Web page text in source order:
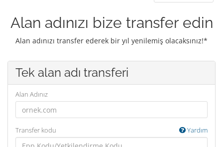
Alan adınızı bize transfer edin
Alan adınızı transfer ederek bir yıl yenilemiş olacaksınız!*
Tek alan adı transferi
Alan Adınız
Transfer kodu Yardım